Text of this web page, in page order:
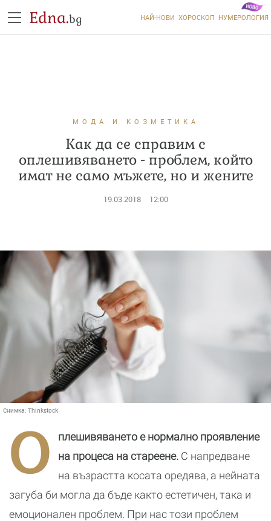
Edna.bg НАЙ-НОВИ ХОРОСКОП НУМЕРОЛОГИЯ
МОДА И КОЗМЕТИКА
Как да се справим с
оплешивяването - проблем, който
имат не само мъжете, но и жените
19.03.2018 12:00
Снимка: Thinkstock
О
плешивяването е нормално проявление
на процеса на стареене. С напредване
на възрастта косата оредява, а нейната
загуба би могла да бъде както естетичен, така и
емоционален проблем. При нас този проблем